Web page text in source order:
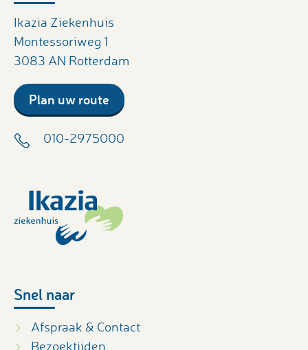
Ikazia Ziekenhuis
Montessoriweg 1
3083 AN Rotterdam
Plan uw route
010-2975000
Snel naar
Afspraak & Contact
Bezoektijden